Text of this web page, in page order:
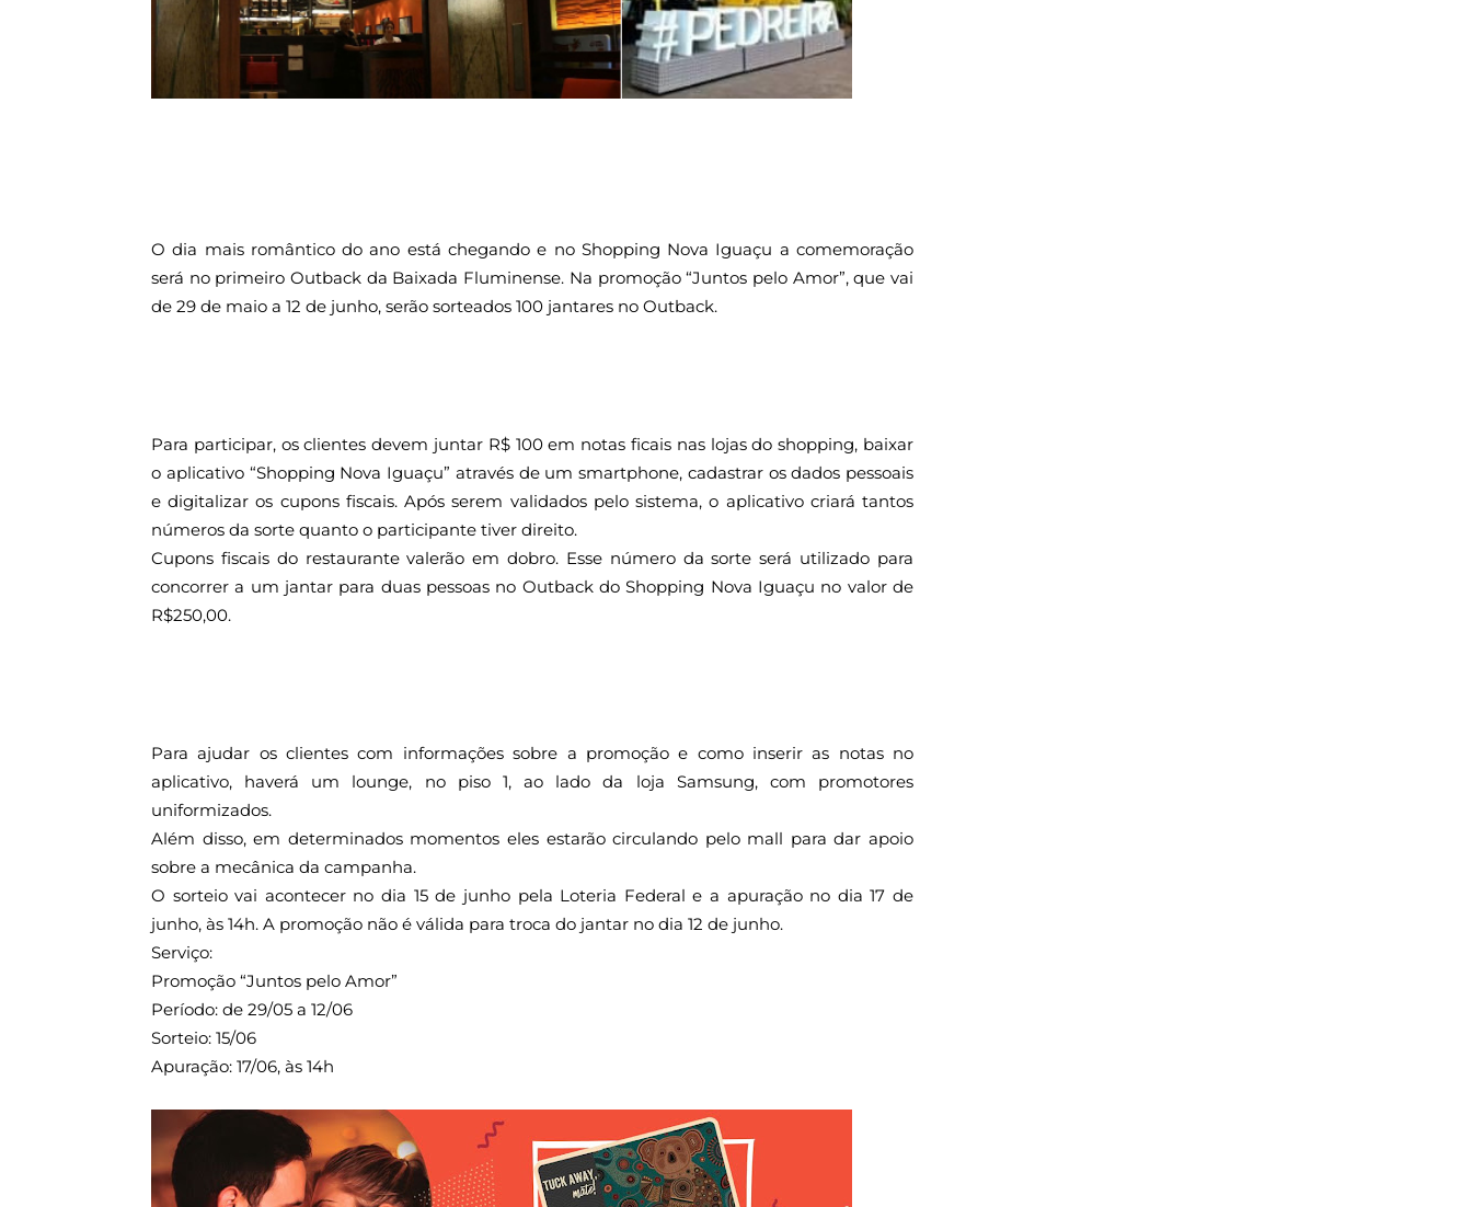
O dia mais romântico do ano está chegando e no Shopping Nova Iguaçu a comemoração
será no primeiro Outback da Baixada Fluminense. Na promoção “Juntos pelo Amor”, que vai
de 29 de maio a 12 de junho, serão sorteados 100 jantares no Outback.
Para participar, os clientes devem juntar R$ 100 em notas ficais nas lojas do shopping, baixar
o aplicativo “Shopping Nova Iguaçu” através de um smartphone, cadastrar os dados pessoais
e digitalizar os cupons fiscais. Após serem validados pelo sistema, o aplicativo criará tantos
números da sorte quanto o participante tiver direito.
Cupons fiscais do restaurante valerão em dobro. Esse número da sorte será utilizado para
concorrer a um jantar para duas pessoas no Outback do Shopping Nova Iguaçu no valor de
R$250,00.
Para ajudar os clientes com informações sobre a promoção e como inserir as notas no
aplicativo, haverá um lounge, no piso 1, ao lado da loja Samsung, com promotores
uniformizados.
Além disso, em determinados momentos eles estarão circulando pelo mall para dar apoio
sobre a mecânica da campanha.
O sorteio vai acontecer no dia 15 de junho pela Loteria Federal e a apuração no dia 17 de
junho, às 14h. A promoção não é válida para troca do jantar no dia 12 de junho.
Serviço:
Promoção “Juntos pelo Amor”
Período: de 29/05 a 12/06
Sorteio: 15/06
Apuração: 17/06, às 14h